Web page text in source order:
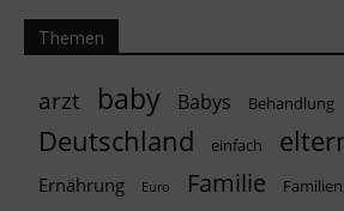
Themen
arzt baby Babys Behandlung
Deutschland einfach
Ernährung Euro Familie Familien